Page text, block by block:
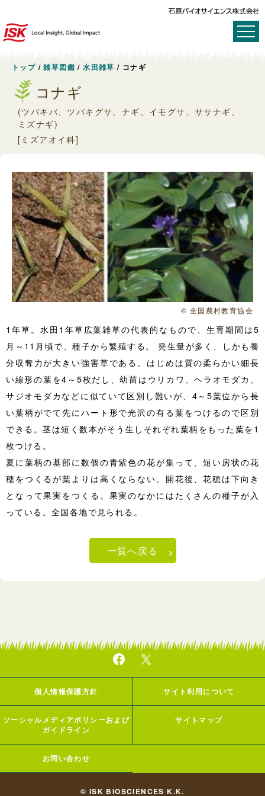
トップ /雑草図鑑 /水田雑草 / コナギ
コナギ
(ツバキバ、ツバキグサ、ナギ、イモグサ、ササナギ、
ミズナギ)
[ミズアオイ科]
© 全国農村教育協会
1年草。水田1年草広葉雑草の代表的なもので、生育期間は5
月～11月頃で、種子から繁殖する。 発生量が多く、しかも養
分収奪力が大きい強害草である。はじめは質の柔らかい細長
い線形の葉を4～5枚だし、幼苗はウリカワ、ヘラオモダカ、
サジオモダカなどに似ていて区別し難いが、4～5葉位から長
い葉柄がでて先にハート形で光沢の有る葉をつけるので区別
できる。茎は短く数本がそう生しそれぞれ葉柄をもった葉を1
枚つける。
夏に葉柄の基部に数個の青紫色の花が集って、短い房状の花
穂をつくるが葉よりは高くならない。開花後、花穂は下向き
となって果実をつくる。果実のなかにはたくさんの種子が入
っている。全国各地で見られる。
一覧へ戻る
個人情報保護方針 サイト利用について
ソーシャルメディアポリシーおよび
ガイドライン
サイトマップ
お問い合わせ
© ISK BIOSCIENCES K.K.